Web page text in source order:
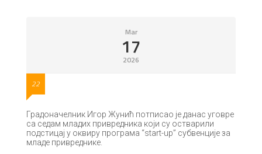
Mar
17
2026
22
Градоначелник Игор Жунић потписао је данас уговре
са седам младих привредника који су остварили
подстицај у оквиру програма “start-up” субвенције за
младе привреднике.